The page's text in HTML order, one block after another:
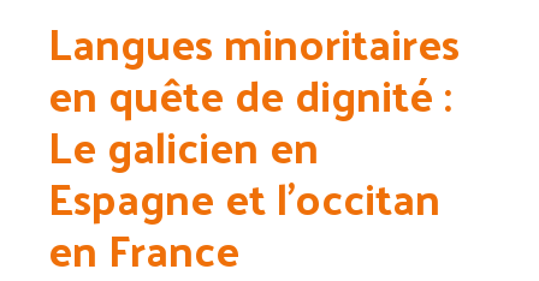
Langues minoritaires
en quête de dignité :
Le galicien en
Espagne et l’occitan
en France